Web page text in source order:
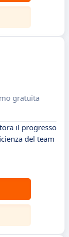
gratuita
il progresso
del team